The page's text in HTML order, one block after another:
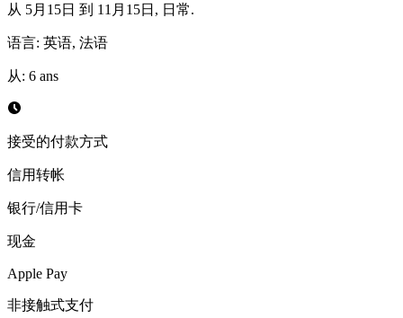
从 5月15日 到 11月15日, 日常.
语言: 英语, 法语
从: 6 ans
接受的付款方式
信用转帐
银行/信用卡
现金
Apple Pay
非接触式支付